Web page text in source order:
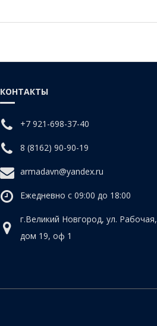
КОНТАКТЫ
+7 921-698-37-40
8 (8162) 90-90-19
armadavn@yandex.ru
Ежедневно с 09:00 до 18:00
г.Великий Новгород, ул. Рабочая,
дом 19, оф 1